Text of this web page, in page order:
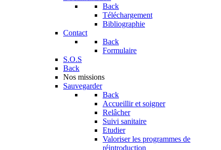
Back
Téléchargement
Bibliographie
Contact
Back
Formulaire
S.O.S
Back
Nos missions
Sauvegarder
Back
Accueillir et soigner
Relâcher
Suivi sanitaire
Etudier
Valoriser les programmes de
réintroduction